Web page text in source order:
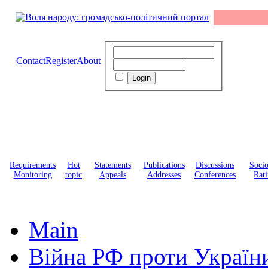
ContactRegisterAbout
Requirements
Monitoring
Hot
topic
Statements
Appeals
Publications
Addresses
Discussions
Conferences
Main
Війна РФ проти